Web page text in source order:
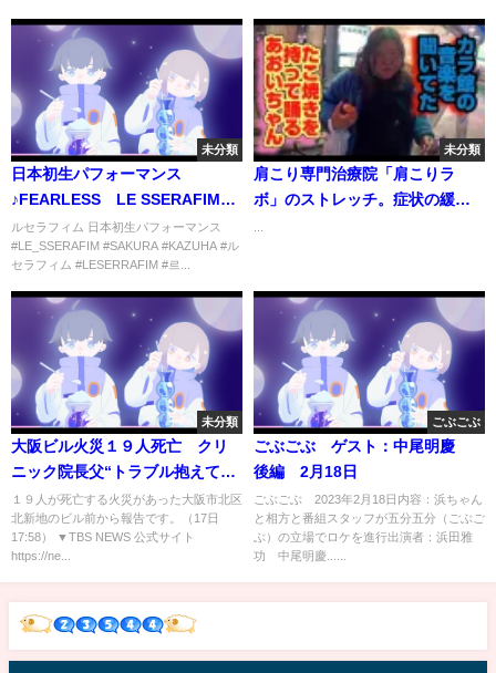
未分類
日本初生パフォーマンス
♪FEARLESS LE SSERAFIM
(宮脇咲良）（ルセラフィム）
ルセラフィム 日本初生パフォーマンス
#LE_SSERAFIM #SAKURA #KAZUHA #ル
セラフィム #LESERRAFIM #르...
未分類
肩こり専門治療院「肩こりラ
ボ」のストレッチ。症状の緩和
こりの多くは、正しくセルフケ
アを行えば解消できます。
未分類
大阪ビル火災１９人死亡 クリ
ニック院長父“トラブル抱えてい
る”
１９人が死亡する火災があった大阪市北区
北新地のビル前から報告です。（17日
17:58） ▼TBS NEWS 公式サイト
https://ne...
ごぶごぶ
ごぶごぶ ゲスト：中尾明慶
後編 2月18日
ごぶごぶ 2023年2月18日内容：浜ちゃん
と相方と番組スタッフが五分五分（ごぶご
ぶ）の立場でロケを進行出演者：浜田雅
功 中尾明慶......